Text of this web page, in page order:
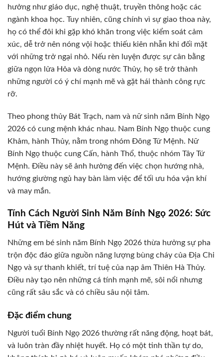
hưởng như giáo dục, nghệ thuật, truyền thông hoặc các
ngành khoa học. Tuy nhiên, cũng chính vì sự giao thoa này,
họ có thể đôi khi gặp khó khăn trong việc kiểm soát cảm
xúc, dễ trở nên nóng vội hoặc thiếu kiên nhẫn khi đối mặt
với những trở ngại nhỏ. Nếu rèn luyện được sự cân bằng
giữa ngọn lửa Hỏa và dòng nước Thủy, họ sẽ trở thành
những người có ý chí mạnh mẽ và gặt hái thành công rực
rỡ.
Theo phong thủy Bát Trạch, nam và nữ sinh năm Bính Ngọ
2026 có cung mệnh khác nhau. Nam Bính Ngọ thuộc cung
Khảm, hành Thủy, nằm trong nhóm Đông Tứ Mệnh. Nữ
Bính Ngọ thuộc cung Cấn, hành Thổ, thuộc nhóm Tây Tứ
Mệnh. Điều này sẽ ảnh hưởng đến việc chọn hướng nhà,
hướng giường ngủ hay bàn làm việc để tối ưu hóa vận khí
và may mắn.
Tính Cách Người Sinh Năm Bính Ngọ 2026: Sức
Hút và Tiềm Năng
Những em bé sinh năm Bính Ngọ 2026 thừa hưởng sự pha
trộn độc đáo giữa nguồn năng lượng bùng cháy của Địa Chi
Ngọ và sự thanh khiết, trí tuệ của nạp âm Thiên Hà Thủy.
Điều này tạo nên những cá tính mạnh mẽ, sôi nổi nhưng
cũng rất sâu sắc và có chiều sâu nội tâm.
Đặc điểm chung
Người tuổi Bính Ngọ 2026 thường rất năng động, hoạt bát,
và luôn tràn đầy nhiệt huyết. Họ có một tinh thần tự do,